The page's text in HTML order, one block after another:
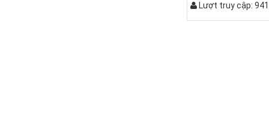
Bàn bệt
Lượt truy cập: